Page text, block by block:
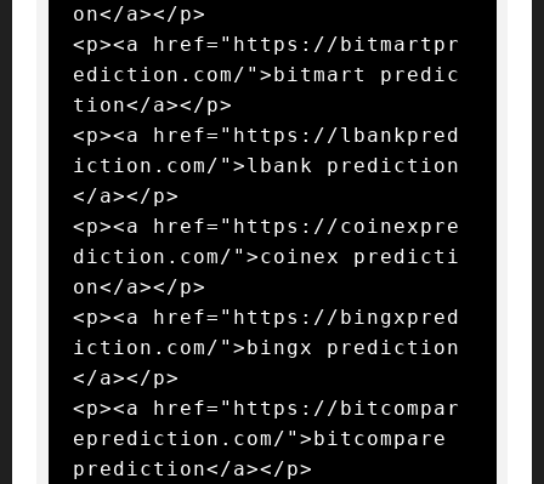
on</a></p>
<p><a href="https://bitmartpr
ediction.com/">bitmart predic
tion</a></p>
<p><a href="https://lbankpred
iction.com/">lbank prediction
</a></p>
<p><a href="https://coinexpre
diction.com/">coinex predicti
on</a></p>
<p><a href="https://bingxpred
iction.com/">bingx prediction
</a></p>
<p><a href="https://bitcompar
eprediction.com/">bitcompare
prediction</a></p>